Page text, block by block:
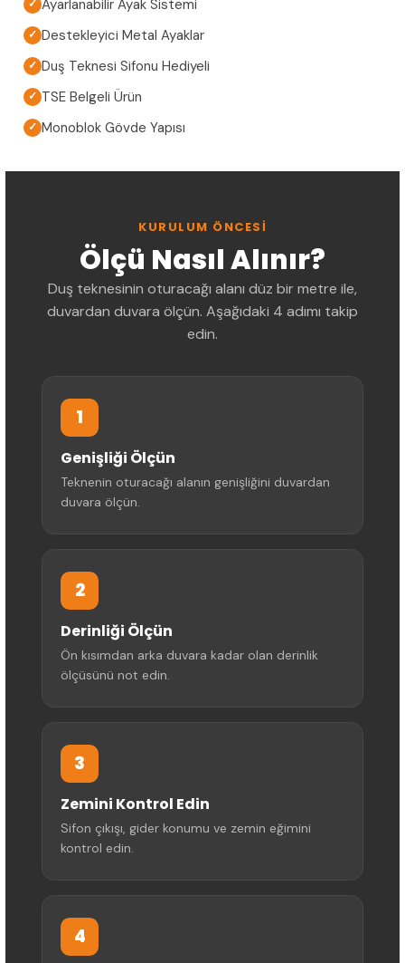
✓ Ayarlanabilir Ayak Sistemi
✓ Destekleyici Metal Ayaklar
✓ Duş Teknesi Sifonu Hediyeli
✓ TSE Belgeli Ürün
✓ Monoblok Gövde Yapısı
KURULUM ÖNCESI
Ölçü Nasıl Alınır?
Duş teknesinin oturacağı alanı düz bir metre ile,
duvardan duvara ölçün. Aşağıdaki 4 adımı takip
edin.
1
Genişliği Ölçün
Teknenin oturacağı alanın genişliğini duvardan
duvara ölçün.
2
Derinliği Ölçün
Ön kısımdan arka duvara kadar olan derinlik
ölçüsünü not edin.
3
Zemini Kontrol Edin
Sifon çıkışı, gider konumu ve zemin eğimini
kontrol edin.
4